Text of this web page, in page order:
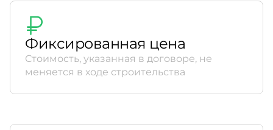
Фиксированная цена
Стоимость, указанная в договоре, не
меняется в ходе строительства